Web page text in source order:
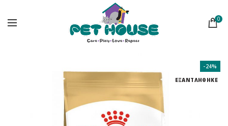
0
-24%
ΕΞΑΝΤΛΗΘΗΚΕ